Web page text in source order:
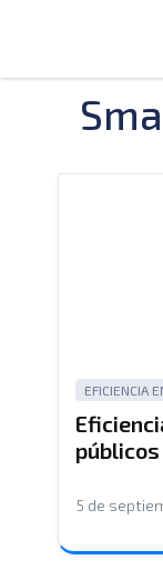
EFICIENCIA
públicos
5 de